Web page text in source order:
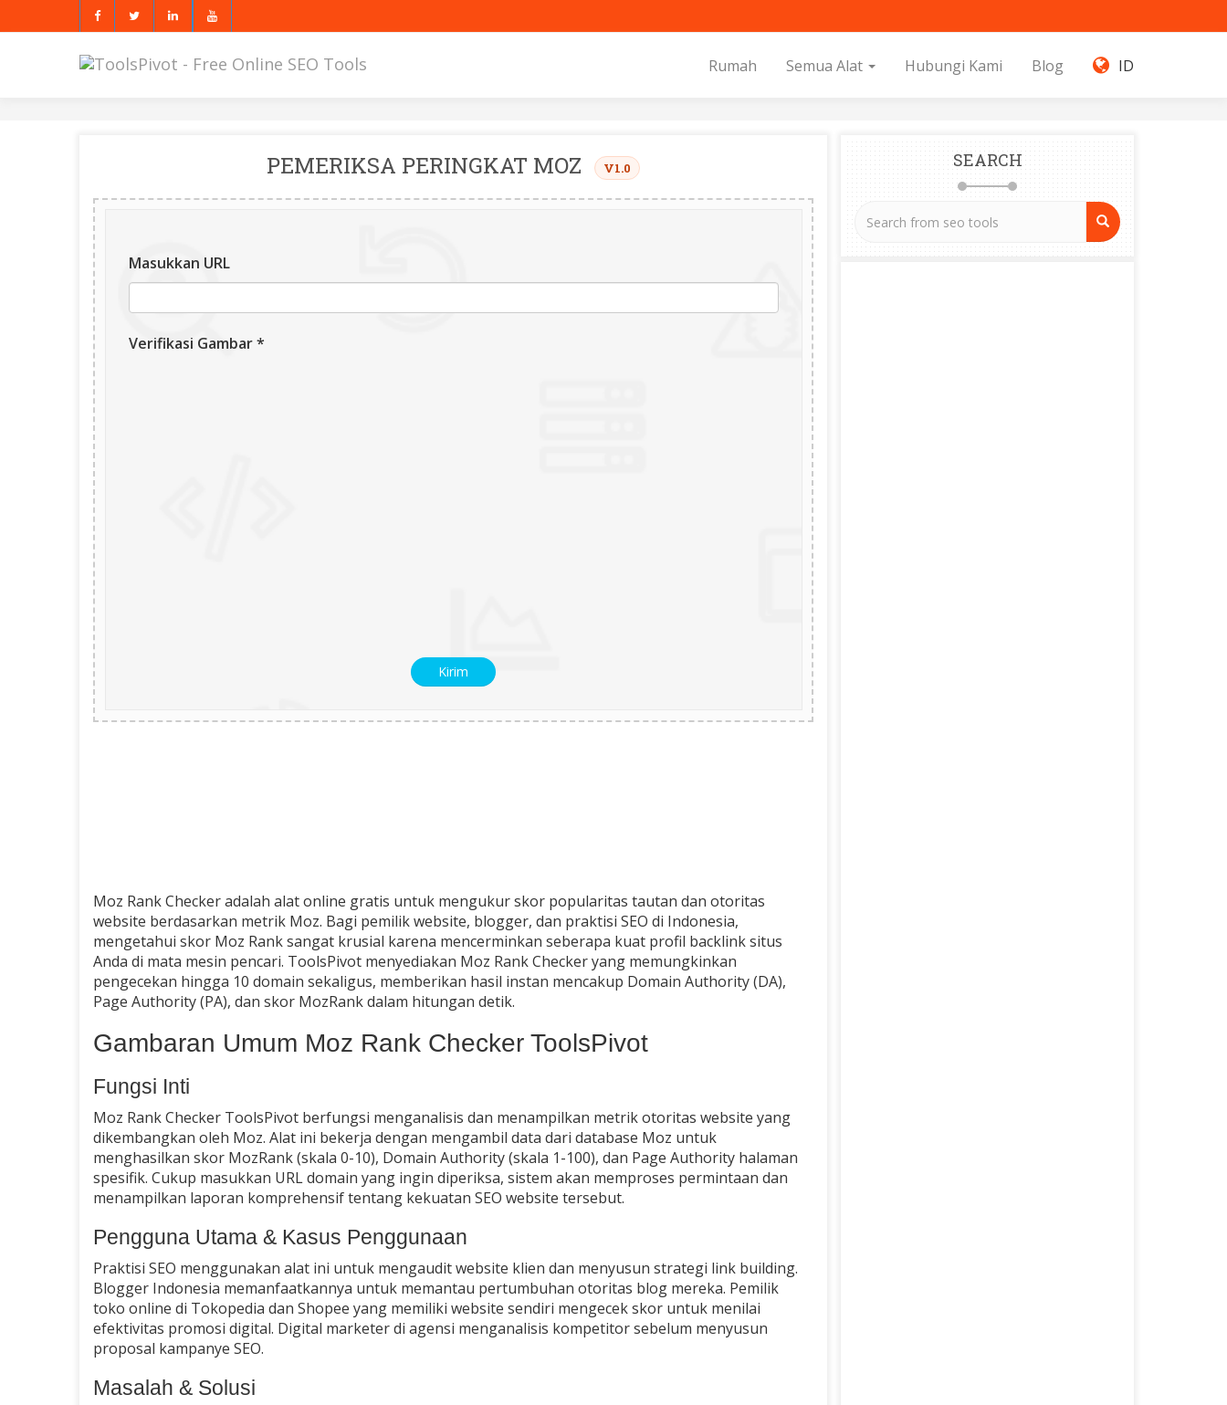
Rumah Semua Alat Hubungi Kami Blog ID
PEMERIKSA PERINGKAT MOZ V1.0
Masukkan URL
Verifikasi Gambar *
Moz Rank Checker adalah alat online gratis untuk mengukur skor popularitas tautan dan otoritas
website berdasarkan metrik Moz. Bagi pemilik website, blogger, dan praktisi SEO di Indonesia,
mengetahui skor Moz Rank sangat krusial karena mencerminkan seberapa kuat profil backlink situs
Anda di mata mesin pencari. ToolsPivot menyediakan Moz Rank Checker yang memungkinkan
pengecekan hingga 10 domain sekaligus, memberikan hasil instan mencakup Domain Authority (DA),
Page Authority (PA), dan skor MozRank dalam hitungan detik.
Gambaran Umum Moz Rank Checker ToolsPivot
Fungsi Inti
Moz Rank Checker ToolsPivot berfungsi menganalisis dan menampilkan metrik otoritas website yang
dikembangkan oleh Moz. Alat ini bekerja dengan mengambil data dari database Moz untuk
menghasilkan skor MozRank (skala 0-10), Domain Authority (skala 1-100), dan Page Authority halaman
spesifik. Cukup masukkan URL domain yang ingin diperiksa, sistem akan memproses permintaan dan
menampilkan laporan komprehensif tentang kekuatan SEO website tersebut.
Pengguna Utama & Kasus Penggunaan
Praktisi SEO menggunakan alat ini untuk mengaudit website klien dan menyusun strategi link building.
Blogger Indonesia memanfaatkannya untuk memantau pertumbuhan otoritas blog mereka. Pemilik
toko online di Tokopedia dan Shopee yang memiliki website sendiri mengecek skor untuk menilai
efektivitas promosi digital. Digital marketer di agensi menganalisis kompetitor sebelum menyusun
proposal kampanye SEO.
Masalah & Solusi
SEARCH